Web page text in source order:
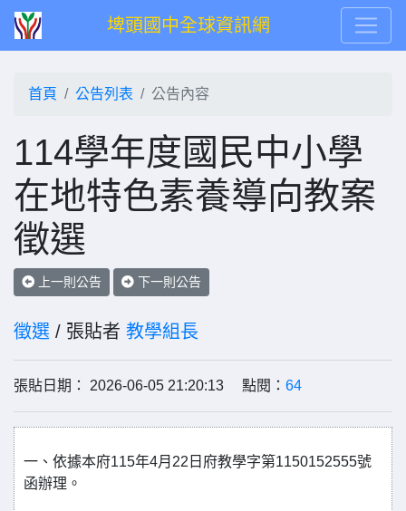
埤頭國中全球資訊網
首頁 公告列表 公告內容
114學年度國民中小學
在地特色素養導向教案
徵選
上一則公告 下一則公告
徵選 / 張貼者 教學組長
張貼日期： 2026-06-05 21:20:13 點閱： 64
一、依據本府115年4月22日府教學字第1150152555號
函辦理。